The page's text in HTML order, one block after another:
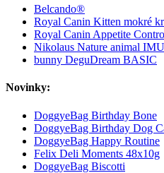
Belcando®
Royal Canin Kitten mokré
Royal Canin Appetite
Nikolaus Nature animal
bunny DeguDream BASIC
Novinky:
DoggyeBag Birthday Bone
DoggyeBag Birthday Dog
DoggyeBag Happy Routine
Felix Deli Moments 48x10g
DoggyeBag Biscotti